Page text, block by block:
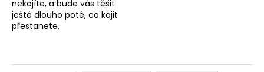
nekojíte, a bude vás těšit
ještě dlouho poté, co kojit
přestanete.